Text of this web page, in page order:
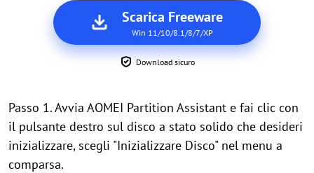
Scarica Freeware
Win 11/10/8.1/8/7/XP
Download sicuro
Passo 1. Avvia AOMEI Partition Assistant e fai clic con
il pulsante destro sul disco a stato solido che desideri
inizializzare, scegli "Inizializzare Disco" nel menu a
comparsa.